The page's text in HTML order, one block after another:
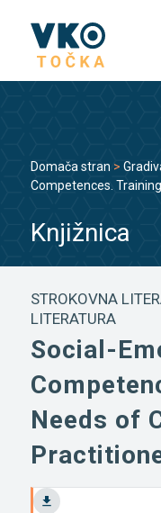
Domača stran >
Competences.
Knjižnica
STROKOVNA
LITERATURA
Social-
Needs of